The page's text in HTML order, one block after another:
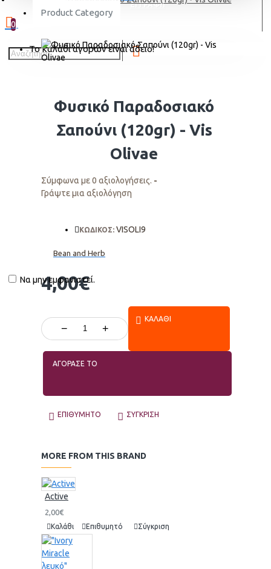
Να μην εμφανιστεί.
ΕΓΓΡΑΦΗ
Product Category
0
Το καλάθι αγορών είναι άδειο!
Φυσικό Παραδοσιακό
Σαπούνι (120gr) - Vis
Olivae
Σύμφωνα με 0 αξιολογήσεις. -
Γράψτε μια αξιολόγηση
4,00€
ΚΩΔΙΚΟΣ: VISOLI9
Bean and Herb
− +
ΚΑΛΆΘΙ
ΑΓΟΡΑΣΕ ΤΟ
ΕΠΙΘΥΜΗΤΌ ΣΎΓΚΡΙΣΗ
MORE FROM THIS BRAND
Active
2,00€
Καλάθι Επιθυμητό Σύγκριση